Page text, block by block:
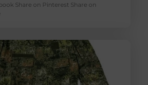
Share on Pinterest Share on